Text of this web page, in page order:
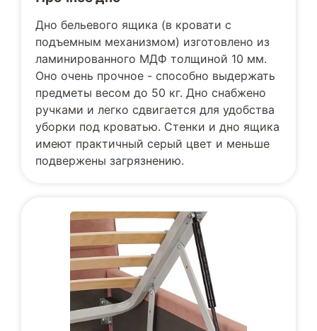
Дно бельевого ящика (в кровати с
подъемным механизмом) изготовлено из
ламинированного МДФ толщиной 10 мм.
Оно очень прочное - способно выдержать
предметы весом до 50 кг. Дно снабжено
ручками и легко сдвигается для удобства
уборки под кроватью. Стенки и дно ящика
имеют практичный серый цвет и меньше
подвержены загрязнению.